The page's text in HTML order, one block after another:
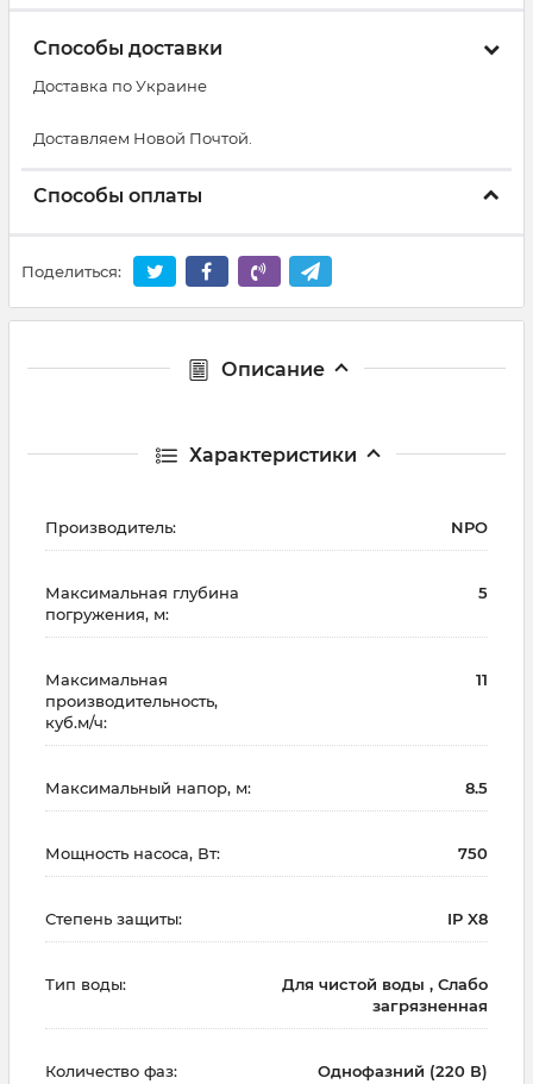
Способы доставки
Доставка по Украине
Доставляем Новой Почтой.
Способы оплаты
Поделиться:
Описание
Характеристики
Производитель: NPO
Максимальная глубина
погружения, м:
5
Максимальная
производительность,
куб.м/ч:
11
Максимальный напор, м: 8.5
Мощность насоса, Вт: 750
Степень защиты: IP X8
Тип воды:
Для чистой воды , Слабо
загрязненная
Количество фаз: Однофазний (220 В)